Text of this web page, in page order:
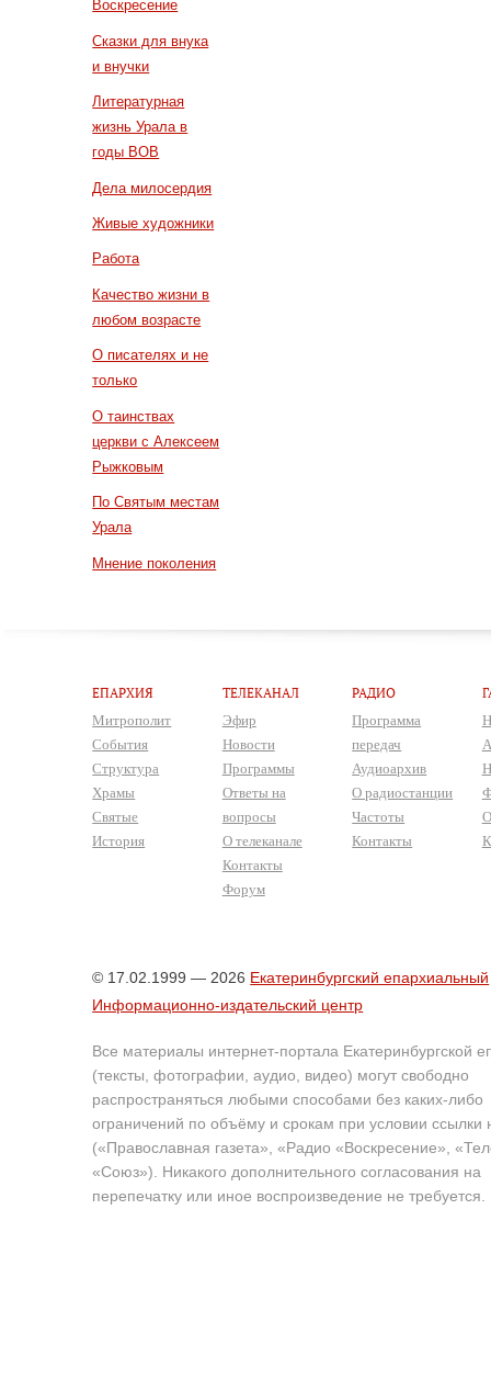
Воскресение
Сказки для внука
и внучки
Литературная
жизнь Урала в
годы ВОВ
Дела милосердия
Живые художники
Работа
Качество жизни в
любом возрасте
О писателях и не
только
О таинствах
церкви с Алексеем
Рыжковым
По Святым местам
Урала
Мнение поколения
ЕПАРХИЯ
Митрополит
События
Структура
Храмы
Святые
История
ТЕЛЕКАНАЛ
Эфир
Новости
Программы
Ответы на
вопросы
О телеканале
Контакты
Форум
РАДИО
Программа
передач
Аудиоархив
О радиостанции
Частоты
Контакты
© 17.02.1999 — 2026 Екатеринбургский епархиальный
Информационно-издательский центр
Все материалы интернет-портала Екатеринбургской
(тексты, фотографии, аудио, видео) могут свободно
распространяться любыми способами без каких-либо
ограничений по объёму и срокам при условии ссылки
(«Православная газета», «Радио «Воскресение»,
«Союз»). Никакого дополнительного согласования на
перепечатку или иное воспроизведение не требуется.